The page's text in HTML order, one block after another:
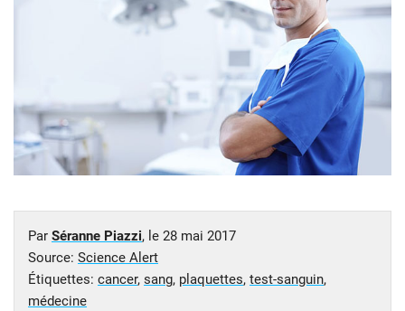
Par Séranne Piazzi, le 28 mai 2017
Source: Science Alert
Étiquettes: cancer, sang, plaquettes, test-sanguin,
médecine